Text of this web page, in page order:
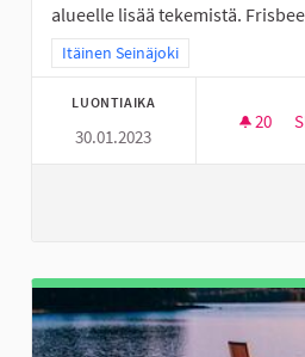
alueelle lisää tekemistä.
Rajaa tulokset teeman mukaan:
Itäinen Seinäjoki
LUONTIAIKA
30.01.2023
20